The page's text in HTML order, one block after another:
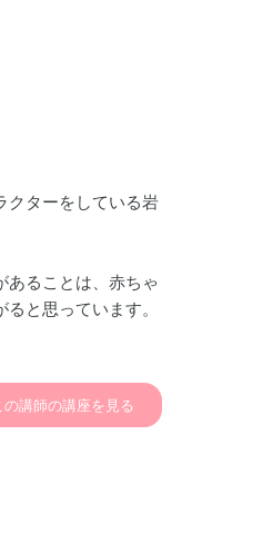
クターをしている岩
あることは、赤ちゃ
と思っています。
の講師の講座を見る